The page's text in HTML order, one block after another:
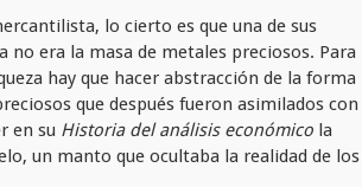
lo cierto es que una de sus
no era la masa de metales preciosos. Para
hay que hacer abstracción de la forma
que después fueron asimilados con
en su Historia del análisis económicola
un manto que ocultaba la realidad de los